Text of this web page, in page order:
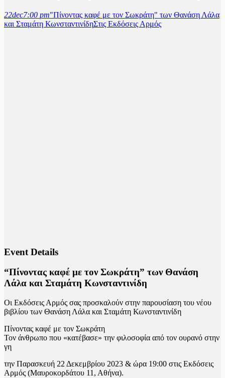
22dec7:00 pm"Πίνοντας καφέ με τον Σωκράτη" των Θανάση Λάλα
και Σταμάτη ΚωνσταντινίδηΣτις Εκδόσεις Αρμός
Event Details
“Πίνοντας καφέ με τον Σωκράτη” των Θανάση
Λάλα και Σταμάτη Κωνσταντινίδη
Οι Εκδόσεις Αρμός σας προσκαλούν στην παρουσίαση του νέου
βιβλίου των Θανάση Λάλα και Σταμάτη Κωνσταντινίδη
Πίνοντας καφέ με τον Σωκράτη
Τον άνθρωπο που «κατέβασε» την φιλοσοφία από τον ουρανό στην
γη
την Παρασκευή 22 Δεκεμβρίου 2023 & ώρα 19:00 στις Εκδόσεις
Αρμός (Μαυροκορδάτου 11, Αθήνα).